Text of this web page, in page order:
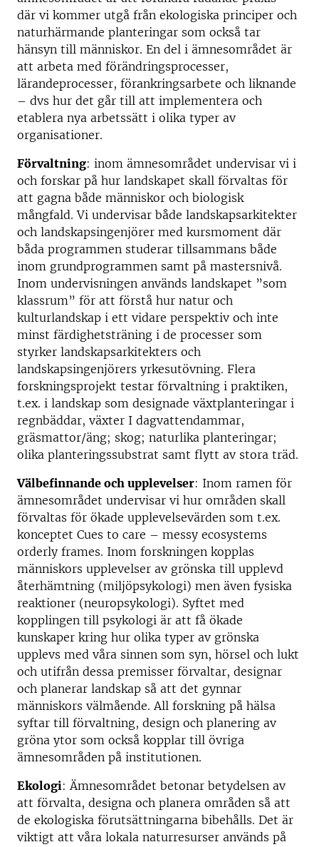
där vi kommer utgå från ekologiska principer och
naturhärmande planteringar som också tar
hänsyn till människor. En del i ämnesområdet är
att arbeta med förändringsprocesser,
lärandeprocesser, förankringsarbete och liknande
– dvs hur det går till att implementera och
etablera nya arbetssätt i olika typer av
organisationer.
Förvaltning: inom ämnesområdet undervisar vi i
och forskar på hur landskapet skall förvaltas för
att gagna både människor och biologisk
mångfald. Vi undervisar både landskapsarkitekter
och landskapsingenjörer med kursmoment där
båda programmen studerar tillsammans både
inom grundprogrammen samt på mastersnivå.
Inom undervisningen används landskapet ”som
klassrum” för att förstå hur natur och
kulturlandskap i ett vidare perspektiv och inte
minst färdighetsträning i de processer som
styrker landskapsarkitekters och
landskapsingenjörers yrkesutövning. Flera
forskningsprojekt testar förvaltning i praktiken,
t.ex. i landskap som designade växtplanteringar i
regnbäddar, växter I dagvattendammar,
gräsmattor/äng; skog; naturlika planteringar;
olika planteringssubstrat samt flytt av stora träd.
Välbefinnande och upplevelser: Inom ramen för
ämnesområdet undervisar vi hur områden skall
förvaltas för ökade upplevelsevärden som t.ex.
konceptet Cues to care – messy ecosystems
orderly frames. Inom forskningen kopplas
människors upplevelser av grönska till upplevd
återhämtning (miljöpsykologi) men även fysiska
reaktioner (neuropsykologi). Syftet med
kopplingen till psykologi är att få ökade
kunskaper kring hur olika typer av grönska
upplevs med våra sinnen som syn, hörsel och lukt
och utifrån dessa premisser förvaltar, designar
och planerar landskap så att det gynnar
människors välmående. All forskning på hälsa
syftar till förvaltning, design och planering av
gröna ytor som också kopplar till övriga
ämnesområden på institutionen.
Ekologi: Ämnesområdet betonar betydelsen av
att förvalta, designa och planera områden så att
de ekologiska förutsättningarna bibehålls. Det är
viktigt att våra lokala naturresurser används på